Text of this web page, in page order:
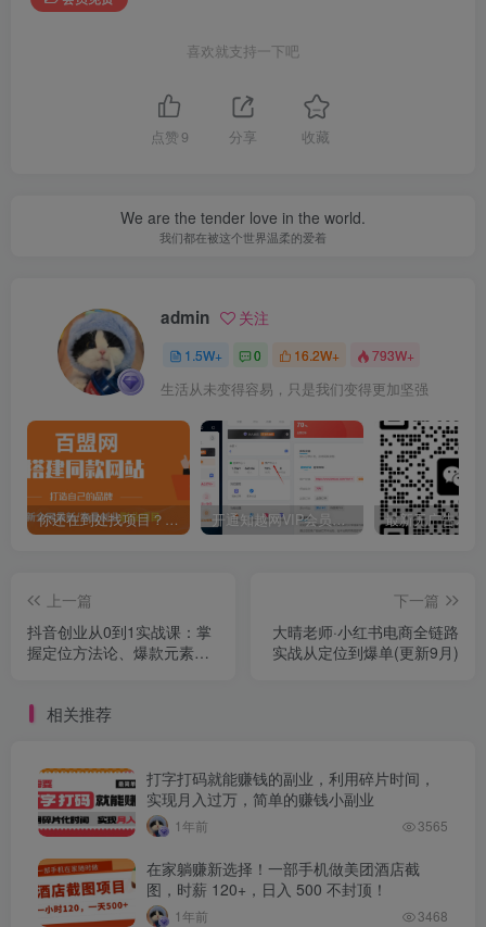
喜欢就支持一下吧
点赞 9 分享 收藏
We are the tender love in the world.
我们都在被这个世界温柔的爱着
admin 关注
1.5W+ 0 16.2W+ 793W+
生活从未变得容易，只是我们变得更加坚强
你还在到处找项目？还在当韭菜？我靠卖项目一个月收入5万+，曾经我也是个失败者。 开通知越网VIP会员，尊享全站资源免费下载，享70%的推广提成！！【限时五折优惠】
上一篇
抖音创业从0到1实战课：掌
握定位方法论、爆款元素、
下一篇
大晴老师·小红书电商全链路
实战从定位到爆单(更新9月)
相关推荐
打字打码就能赚钱的副业，利用碎片时间，
实现月入过万，简单的赚钱小副业
1年前 3565
在家躺赚新选择！一部手机做美团酒店截
图，时薪 120+，日入 500 不封顶！
1年前 3468